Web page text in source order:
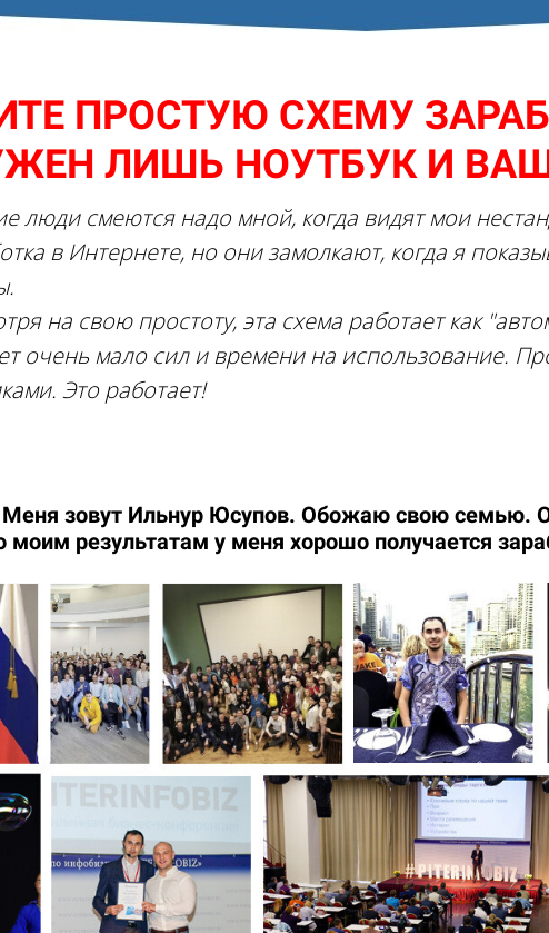
ПРОСТУЮ СХЕМУ
ЛИШЬ НОУТБУК И
люди смеются надо мной, когда видят мои
в Интернете, но они замолкают, когда я
на свою простоту, эта схема работает как
очень мало сил и времени на использование.
Это работает!
Меня зовут Ильнур Юсупов. Обожаю свою семью.
моим результатам у меня хорошо получается